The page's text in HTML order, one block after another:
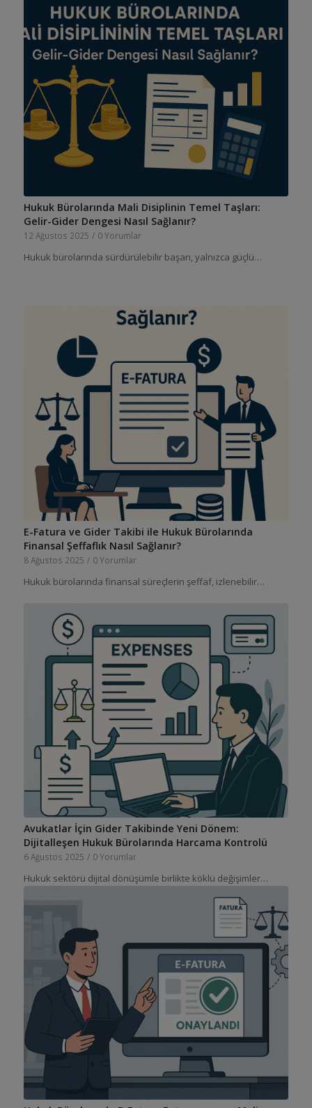
Hukuk Bürolarında Mali Disiplinin Temel Taşları:
Gelir-Gider Dengesi Nasıl Sağlanır?
12 Ağustos 2025 / 0 Yorumlar
Hukuk bürolarında sürdürülebilir başarı, yalnızca güçlü…
E-Fatura ve Gider Takibi ile Hukuk Bürolarında
Finansal Şeffaflık Nasıl Sağlanır?
8 Ağustos 2025 / 0 Yorumlar
Hukuk bürolarında finansal süreçlerin şeffaf, izlenebilir…
Avukatlar İçin Gider Takibinde Yeni Dönem:
Dijitalleşen Hukuk Bürolarında Harcama Kontrolü
6 Ağustos 2025 / 0 Yorumlar
Hukuk sektörü dijital dönüşümle birlikte köklü değişimler…